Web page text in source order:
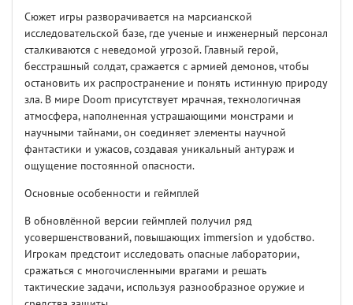
Сюжет игры разворачивается на марсианской
исследовательской базе, где ученые и инженерный персонал
сталкиваются с неведомой угрозой. Главный герой,
бесстрашный солдат, сражается с армией демонов, чтобы
остановить их распространение и понять истинную природу
зла. В мире Doom присутствует мрачная, технологичная
атмосфера, наполненная устрашающими монстрами и
научными тайнами, он соединяет элементы научной
фантастики и ужасов, создавая уникальный антураж и
ощущение постоянной опасности.
Основные особенности и геймплей
В обновлённой версии геймплей получил ряд
усовершенствований, повышающих immersion и удобство.
Игрокам предстоит исследовать опасные лаборатории,
сражаться с многочисленными врагами и решать
тактические задачи, используя разнообразное оружие и